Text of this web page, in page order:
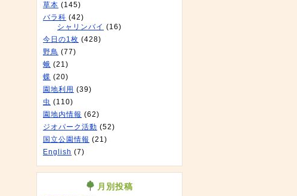
草本 (145)
バラ科 (42)
シャリンバイ (16)
今日の1枚 (428)
野鳥 (77)
蛾 (21)
蝶 (20)
園地利用 (39)
虫 (110)
園地内情報 (62)
ジオパーク活動 (52)
国立公園情報 (21)
English (7)
月別投稿